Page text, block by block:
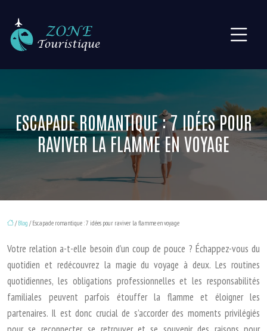
ESCAPADE ROMANTIQUE : 7 IDÉES POUR
RAVIVER LA FLAMME EN VOYAGE
/Blog / Escapade romantique : 7 idées pour raviver la flamme en voyage
Votre relation a-t-elle besoin d’un coup de pouce ? Échappez-vous du
quotidien et redécouvrez la magie du voyage à deux. Les routines
quotidiennes, les obligations professionnelles et les responsabilités
familiales peuvent parfois étouffer la flamme et éloigner les
partenaires. Il est donc crucial de s’accorder des moments privilégiés